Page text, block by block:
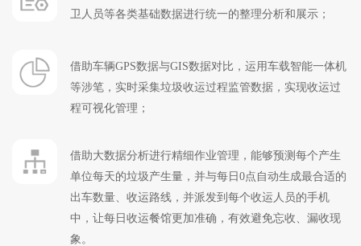
卫人员等各类基础数据进行统一的整理分析和展示；
借助车辆GPS数据与GIS数据对比，运用车载智能一体机
等涉笔，实时采集垃圾收运过程监管数据，实现收运过
程可视化管理；
借助大数据分析进行精细作业管理，能够预测每个产生
单位每天的垃圾产生量，并与每日0点自动生成最合适的
出车数量、收运路线，并派发到每个收运人员的手机
中，让每日收运餐馆更加准确，有效避免忘收、漏收现
象。